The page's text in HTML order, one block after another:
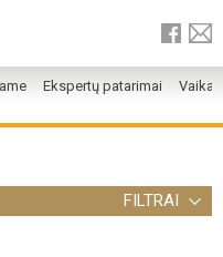
Ekspertų patarimai
FILTRAI